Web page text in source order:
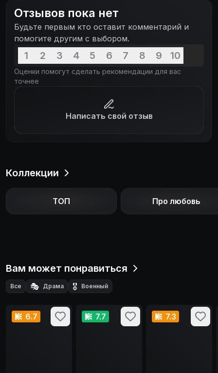
Отзывов пока нет
Будьте первым кто оставит комментарий и
помогите другим с выбором.
1 2 3 4 5 6 7 8 9 10
Оценки помогут сделать рекомендации для вас
точнее
Написать свой отзыв
Коллекции
ТОП Про любовь
Вам может понравиться
Все 🎭 Драма 🎖️ Военный
6.7 7.7 7.3